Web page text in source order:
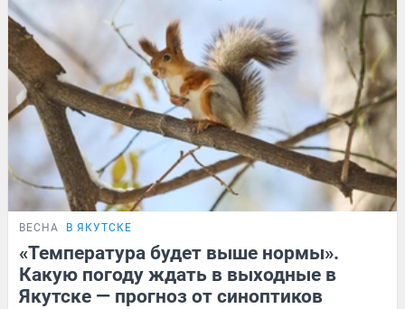
ВЕСНА В ЯКУТСКЕ
«Температура будет выше нормы».
Какую погоду ждать в выходные в
Якутске — прогноз от синоптиков